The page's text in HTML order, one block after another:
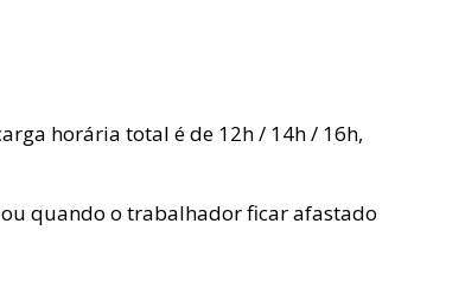
horária total é de 12h / 14h / 16h,
quando o trabalhador ficar afastado